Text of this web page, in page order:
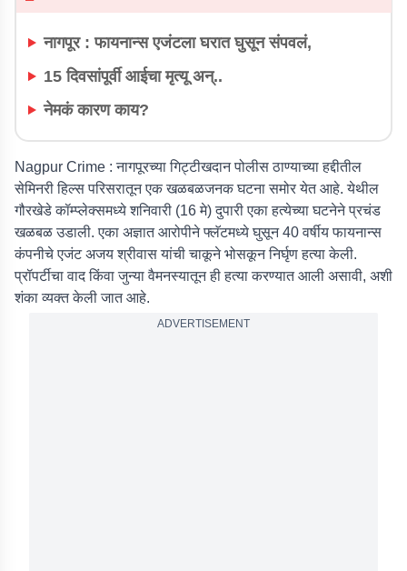
नागपूर : फायनान्स एजंटला घरात घुसून संपवलं,
15 दिवसांपूर्वी आईचा मृत्यू अन्..
नेमकं कारण काय?
Nagpur Crime : नागपूरच्या गिट्टीखदान पोलीस ठाण्याच्या हद्दीतील
सेमिनरी हिल्स परिसरातून एक खळबळजनक घटना समोर येत आहे. येथील
गौरखेडे कॉम्प्लेक्समध्ये शनिवारी (16 मे) दुपारी एका हत्येच्या घटनेने प्रचंड
खळबळ उडाली. एका अज्ञात आरोपीने फ्लॅटमध्ये घुसून 40 वर्षीय फायनान्स
कंपनीचे एजंट अजय श्रीवास यांची चाकूने भोसकून निर्घृण हत्या केली.
प्रॉपर्टीचा वाद किंवा जुन्या वैमनस्यातून ही हत्या करण्यात आली असावी, अशी
शंका व्यक्त केली जात आहे.
ADVERTISEMENT